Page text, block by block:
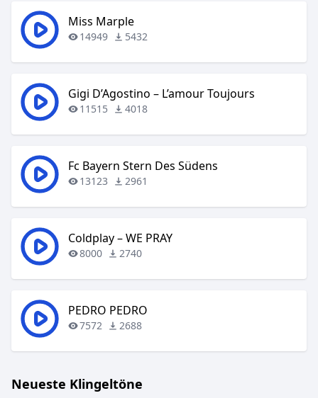
Miss Marple
14949 5432
Gigi D’Agostino – L’amour Toujours
11515 4018
Fc Bayern Stern Des Südens
13123 2961
Coldplay – WE PRAY
8000 2740
PEDRO PEDRO
7572 2688
Neueste Klingeltöne